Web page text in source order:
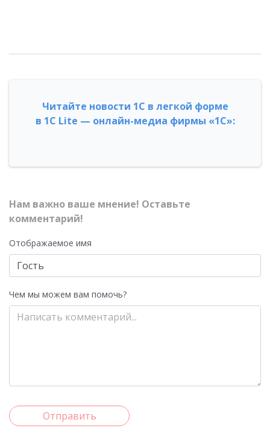
Читайте новости 1С в легкой форме
в 1С Lite — онлайн-медиа фирмы «1С»:
Нам важно ваше мнение! Оставьте
комментарий!
Отображаемое имя
Чем мы можем вам помочь?
Отправить